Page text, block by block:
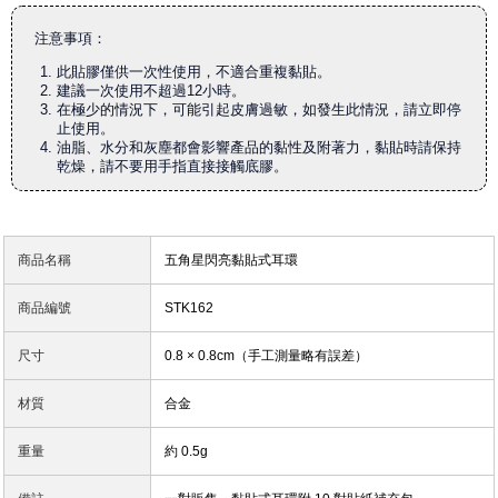
注意事項：
此貼膠僅供一次性使用，不適合重複黏貼。
建議一次使用不超過12小時。
在極少的情況下，可能引起皮膚過敏，如發生此情況，請立即停
止使用。
油脂、水分和灰塵都會影響產品的黏性及附著力，黏貼時請保持
乾燥，請不要用手指直接接觸底膠。
商品名稱 五角星閃亮黏貼式耳環
商品編號 STK162
尺寸 0.8 × 0.8cm（手工測量略有誤差）
材質 合金
重量 約 0.5g